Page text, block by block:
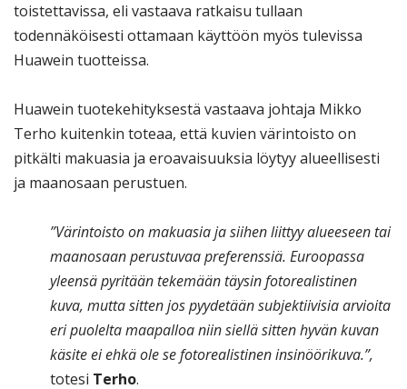
toistettavissa, eli vastaava ratkaisu tullaan
todennäköisesti ottamaan käyttöön myös tulevissa
Huawein tuotteissa.
Huawein tuotekehityksestä vastaava johtaja Mikko
Terho kuitenkin toteaa, että kuvien värintoisto on
pitkälti makuasia ja eroavaisuuksia löytyy alueellisesti
ja maanosaan perustuen.
”Värintoisto on makuasia ja siihen liittyy alueeseen tai
maanosaan perustuvaa preferenssiä. Euroopassa
yleensä pyritään tekemään täysin fotorealistinen
kuva, mutta sitten jos pyydetään subjektiivisia arvioita
eri puolelta maapalloa niin siellä sitten hyvän kuvan
käsite ei ehkä ole se fotorealistinen insinöörikuva.”,
totesi Terho.